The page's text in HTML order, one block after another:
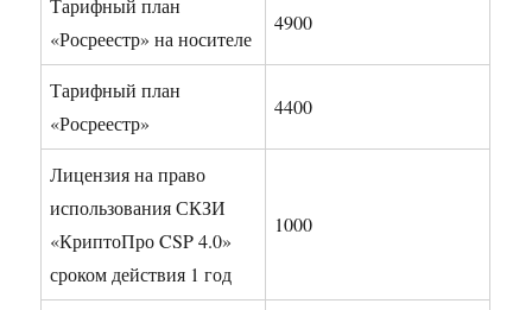
«Росреестр» на носителе
4900
Тарифный план
«Росреестр»
4400
Лицензия на право
использования СКЗИ
«КриптоПро CSP 4.0»
сроком действия 1 год
1000